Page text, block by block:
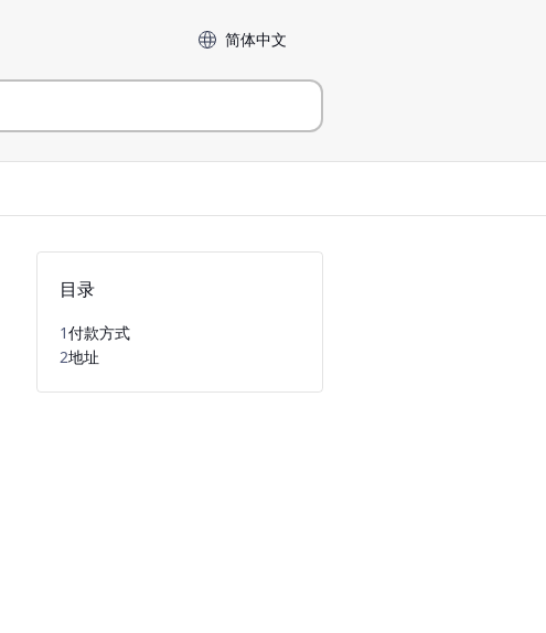
Language
目录
1付款方式
2地址